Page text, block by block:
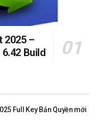
2025 –
Build
Full Key Bản Quyền mới